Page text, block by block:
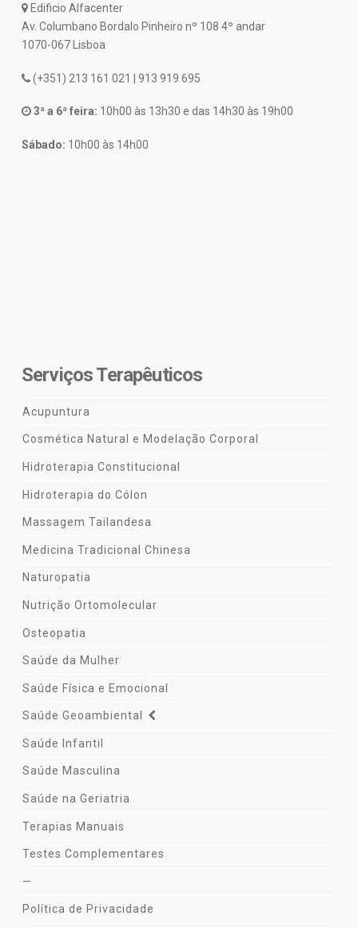
Edificio Alfacenter
Av. Columbano Bordalo Pinheiro nº 108 4º andar
1070-067 Lisboa
(+351) 213 161 021 | 913 919 695
3ª a 6ª feira: 10h00 às 13h30 e das 14h30 às 19h00
Sábado: 10h00 às 14h00
Serviços Terapêuticos
Acupuntura
Cosmética Natural e Modelação Corporal
Hidroterapia Constitucional
Hidroterapia do Cólon
Massagem Tailandesa
Medicina Tradicional Chinesa
Naturopatia
Nutrição Ortomolecular
Osteopatia
Saúde da Mulher
Saúde Física e Emocional
Saúde Geoambiental
Saúde Infantil
Saúde Masculina
Saúde na Geriatria
Terapias Manuais
Testes Complementares
—
Política de Privacidade